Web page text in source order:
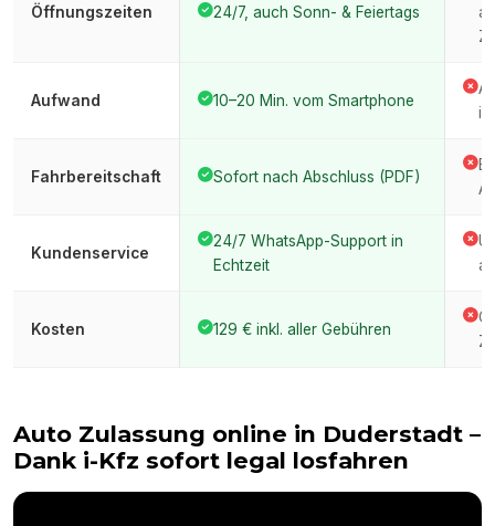
Öffnungszeiten 24/7, auch Sonn- & Feiertags
Aufwand 10–20 Min. vom Smartphone
Fahrbereitschaft Sofort nach Abschluss (PDF)
Kundenservice
24/7 WhatsApp-Support in
Echtzeit
Kosten 129 € inkl. aller Gebühren
Auto Zulassung online in Duderstadt –
Dank i-Kfz sofort legal losfahren